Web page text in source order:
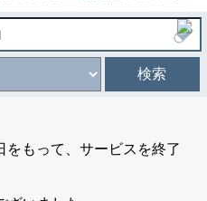
検索
もって、サービスを終了